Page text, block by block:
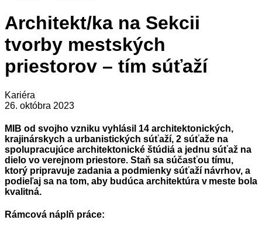
Architekt/ka na Sekcii
tvorby mestských
priestorov – tím súťaží
Kariéra
26. októbra 2023
MIB od svojho vzniku vyhlásil 14 architektonických,
krajinárskych a urbanistických súťaží, 2 súťaže na
spolupracujúce architektonické štúdiá a jednu súťaž na
dielo vo verejnom priestore. Staň sa súčasťou tímu,
ktorý pripravuje zadania a podmienky súťaží návrhov, a
podieľaj sa na tom, aby budúca architektúra v meste bola
kvalitná.
Rámcová náplň práce: